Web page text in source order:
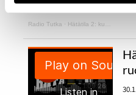
Radio Tutka · Hätätila 2: kurpitsakeittoa ja makaroonimössöä